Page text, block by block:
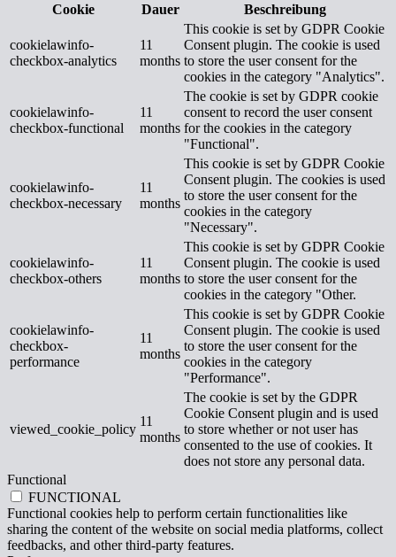
Cookie
Dauer Beschreibung
cookielawinfo-
checkbox-analytics
11
months
This cookie is set by GDPR Cookie
Consent plugin. The cookie is used
to store the user consent for the
cookies in the category "Analytics".
cookielawinfo-
checkbox-functional
11
months
The cookie is set by GDPR cookie
consent to record the user consent
for the cookies in the category
"Functional".
cookielawinfo-
checkbox-necessary
11
months
This cookie is set by GDPR Cookie
Consent plugin. The cookies is used
to store the user consent for the
cookies in the category
"Necessary".
cookielawinfo-
checkbox-others
11
months
This cookie is set by GDPR Cookie
Consent plugin. The cookie is used
to store the user consent for the
cookies in the category "Other.
cookielawinfo-
checkbox-
performance
11
months
This cookie is set by GDPR Cookie
Consent plugin. The cookie is used
to store the user consent for the
cookies in the category
"Performance".
viewed_cookie_policy
11
months
The cookie is set by the GDPR
Cookie Consent plugin and is used
to store whether or not user has
consented to the use of cookies. It
does not store any personal data.
Functional
FUNCTIONAL
Functional cookies help to perform certain functionalities like
sharing the content of the website on social media platforms, collect
feedbacks, and other third-party features.